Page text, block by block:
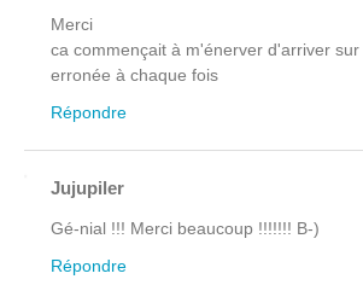
Merci
ca commençait à m'énerver d'arriver sur
erronée à chaque fois
Répondre
Jujupiler
Gé-nial !!! Merci beaucoup !!!!!!! B-)
Répondre